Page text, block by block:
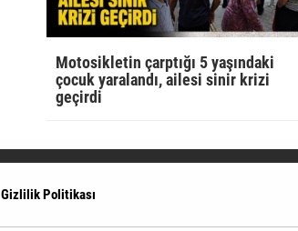
Motosikletin çarptığı 5 yaşındaki
çocuk yaralandı, ailesi sinir krizi
geçirdi
Gizlilik Politikası